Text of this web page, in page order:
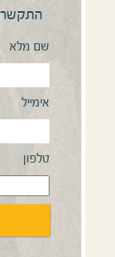
שם מלא
אימייל
טלפון